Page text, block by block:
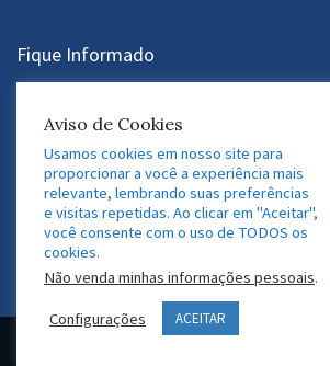
Fique Informado
Assine a Newsletter
Acesse nossas Redes Sociais
Twitter Facebook
Aviso de Cookies
Usamos cookies em nosso site para
proporcionar a você a experiência mais
relevante, lembrando suas preferências
e visitas repetidas. Ao clicar em "Aceitar",
você consente com o uso de TODOS os
cookies.
Não venda minhas informações pessoais.
Configurações ACEITAR